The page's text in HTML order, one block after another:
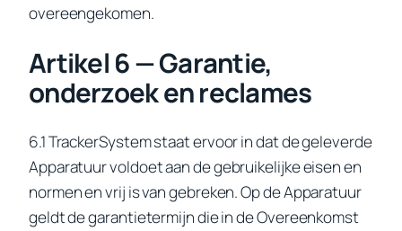
overeengekomen.
Artikel 6 — Garantie,
onderzoek en reclames
6.1 TrackerSystem staat ervoor in dat de geleverde
Apparatuur voldoet aan de gebruikelijke eisen en
normen en vrij is van gebreken. Op de Apparatuur
geldt de garantietermijn die in de Overeenkomst